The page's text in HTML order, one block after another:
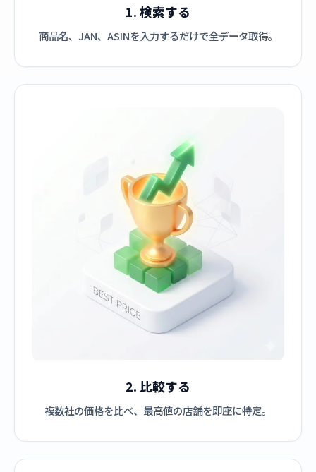
1. 検索する
商品名、JAN、ASINを入力するだけで全データ取得。
2. 比較する
複数社の価格を比べ、最高値の店舗を即座に特定。